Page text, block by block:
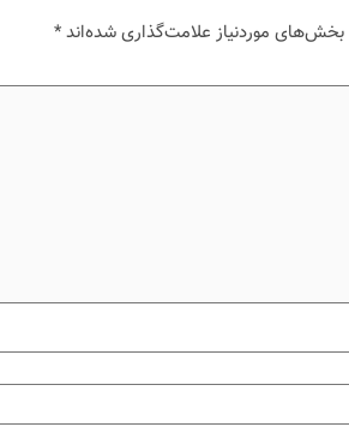
بخش‌های موردنیاز علامت‌گذاری شده‌اند*